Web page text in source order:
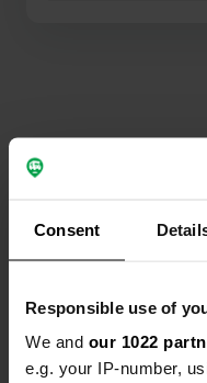
Consent
Responsible use of
We and our 1022
e.g. your IP-number,
Posizione
91322,